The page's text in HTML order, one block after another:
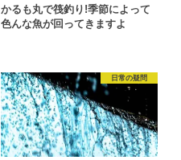
かるも丸で筏釣り!季節によって
色んな魚が回ってきますよ
日常の疑問